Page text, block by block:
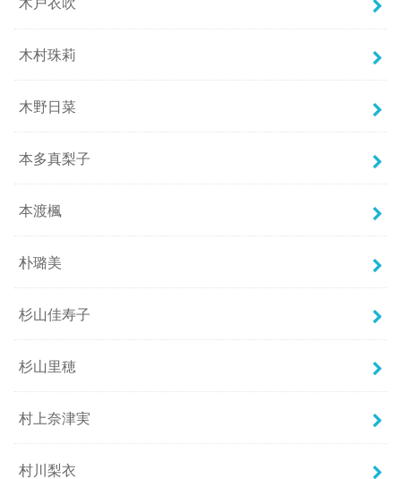
木村珠莉
木野日菜
本多真梨子
本渡楓
朴璐美
杉山佳寿子
杉山里穂
村上奈津実
村川梨衣